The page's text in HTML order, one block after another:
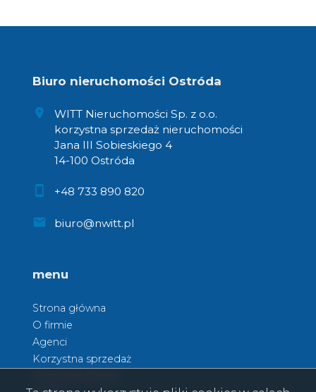
Biuro nieruchomości Ostróda
WITT Nieruchomości Sp. z o.o.
korzystna sprzedaż nieruchomości
Jana III Sobieskiego 4
14-100 Ostróda
+48 733 890 820
biuro@nwitt.pl
menu
Strona główna
O firmie
Agenci
Korzystna sprzedaż